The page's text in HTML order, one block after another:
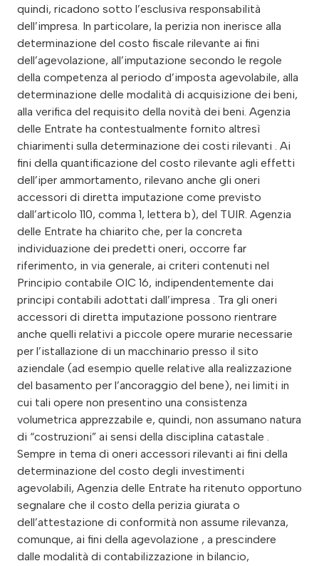
quindi, ricadono sotto l’esclusiva responsabilità
dell’impresa. In particolare, la perizia non inerisce alla
determinazione del costo fiscale rilevante ai fini
dell’agevolazione, all’imputazione secondo le regole
della competenza al periodo d’imposta agevolabile, alla
determinazione delle modalità di acquisizione dei beni,
alla verifica del requisito della novità dei beni. Agenzia
delle Entrate ha contestualmente fornito altresì
chiarimenti sulla determinazione dei costi rilevanti . Ai
fini della quantificazione del costo rilevante agli effetti
dell’iper ammortamento, rilevano anche gli oneri
accessori di diretta imputazione come previsto
dall’articolo 110, comma 1, lettera b), del TUIR. Agenzia
delle Entrate ha chiarito che, per la concreta
individuazione dei predetti oneri, occorre far
riferimento, in via generale, ai criteri contenuti nel
Principio contabile OIC 16, indipendentemente dai
principi contabili adottati dall’impresa . Tra gli oneri
accessori di diretta imputazione possono rientrare
anche quelli relativi a piccole opere murarie necessarie
per l’istallazione di un macchinario presso il sito
aziendale (ad esempio quelle relative alla realizzazione
del basamento per l’ancoraggio del bene), nei limiti in
cui tali opere non presentino una consistenza
volumetrica apprezzabile e, quindi, non assumano natura
di “costruzioni” ai sensi della disciplina catastale .
Sempre in tema di oneri accessori rilevanti ai fini della
determinazione del costo degli investimenti
agevolabili, Agenzia delle Entrate ha ritenuto opportuno
segnalare che il costo della perizia giurata o
dell’attestazione di conformità non assume rilevanza,
comunque, ai fini della agevolazione , a prescindere
dalle modalità di contabilizzazione in bilancio,